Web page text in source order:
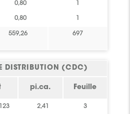
0,80
0,80
559,26 697
DISTRIBUTION (CDC)
pi.ca. Feuille
2,41 3